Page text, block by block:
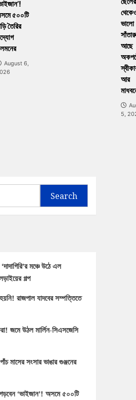
৫০০টি
তৈরির
August 6,
ভালো
সাঁতারু
আছে
আর
5,
Search
মঞ্চে উঠে এল
গল্প
রাজপাল যাদবের সম্পত্তিতে
জমে উঠল মার্লিন-সিএসজেসি
মাসের সংসার ভাঙার গুঞ্জনের
‘ভাইজান’! অসমে ৫০০টি